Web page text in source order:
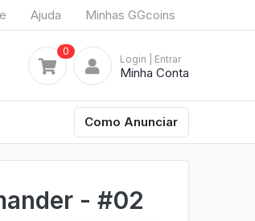
Ajuda Minhas GGcoins
0
Login | Entrar
Minha Conta
Como Anunciar
- #02